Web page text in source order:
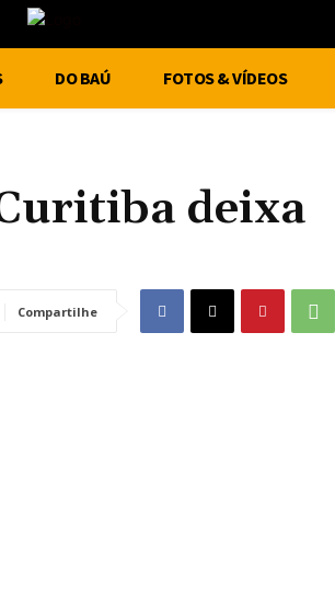
DO BAÚ FOTOS & VÍDEOS
deixa
Compartilhe